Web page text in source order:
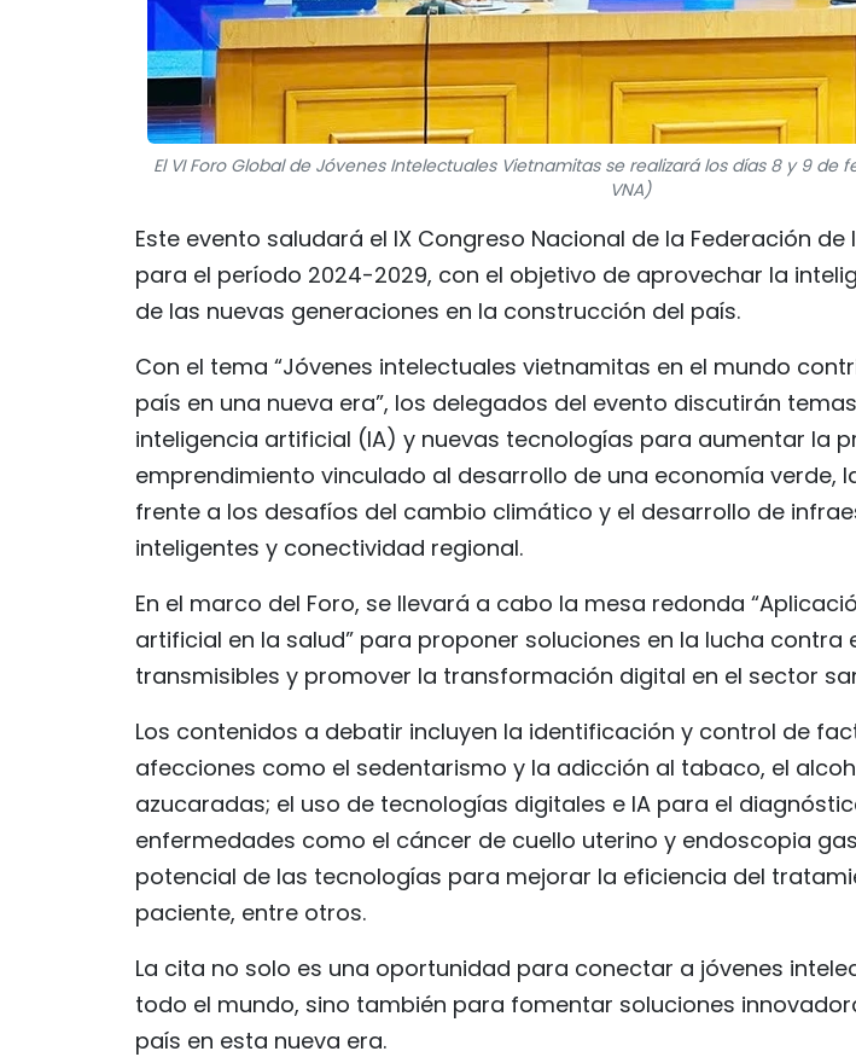
El VI Foro Global de Jóvenes Intelectuales Vietnamitas se realizará los días 8 y 9 de
VNA)
Este evento saludará el IX Congreso Nacional de la Federación
para el período 2024-2029, con el objetivo de aprovechar la
de las nuevas generaciones en la construcción del país.
Con el tema “Jóvenes intelectuales vietnamitas en el mundo
país en una nueva era”, los delegados del evento discutirán
inteligencia artificial (IA) y nuevas tecnologías para aumentar la
emprendimiento vinculado al desarrollo de una economía verde,
frente a los desafíos del cambio climático y el desarrollo de
inteligentes y conectividad regional.
En el marco del Foro, se llevará a cabo la mesa redonda
artificial en la salud” para proponer soluciones en la lucha contra
transmisibles y promover la transformación digital en el sector
Los contenidos a debatir incluyen la identificación y control de
afecciones como el sedentarismo y la adicción al tabaco, el
azucaradas; el uso de tecnologías digitales e IA para el
enfermedades como el cáncer de cuello uterino y endoscopia
potencial de las tecnologías para mejorar la eficiencia del
paciente, entre otros.
La cita no solo es una oportunidad para conectar a jóvenes
todo el mundo, sino también para fomentar soluciones
país en esta nueva era.